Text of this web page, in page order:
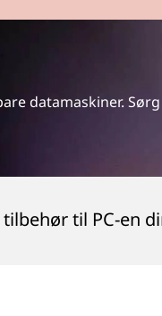
datamaskiner.
til PC-en